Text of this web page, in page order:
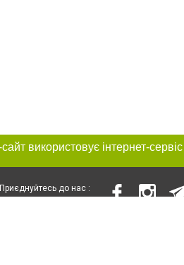
Приєднуйтесь до нас :